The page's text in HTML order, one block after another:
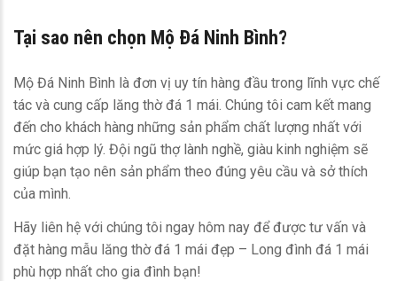
Tại sao nên chọn Mộ Đá Ninh Bình?
Mộ Đá Ninh Bình là đơn vị uy tín hàng đầu trong lĩnh vực chế
tác và cung cấp lăng thờ đá 1 mái. Chúng tôi cam kết mang
đến cho khách hàng những sản phẩm chất lượng nhất với
mức giá hợp lý. Đội ngũ thợ lành nghề, giàu kinh nghiệm sẽ
giúp bạn tạo nên sản phẩm theo đúng yêu cầu và sở thích
của mình.
Hãy liên hệ với chúng tôi ngay hôm nay để được tư vấn và
đặt hàng mẫu lăng thờ đá 1 mái đẹp – Long đình đá 1 mái
phù hợp nhất cho gia đình bạn!